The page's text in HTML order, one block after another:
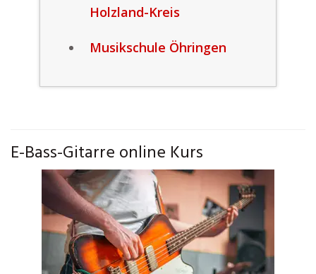
Holzland-Kreis
Musikschule Öhringen
E-Bass-Gitarre online Kurs